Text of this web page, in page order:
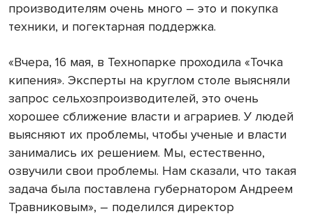
производителям очень много – это и покупка
техники, и погектарная поддержка.
«Вчера, 16 мая, в Технопарке проходила «Точка
кипения». Эксперты на круглом столе выясняли
запрос сельхозпроизводителей, это очень
хорошее сближение власти и аграриев. У людей
выясняют их проблемы, чтобы ученые и власти
занимались их решением. Мы, естественно,
озвучили свои проблемы. Нам сказали, что такая
задача была поставлена губернатором Андреем
Травниковым», – поделился директор